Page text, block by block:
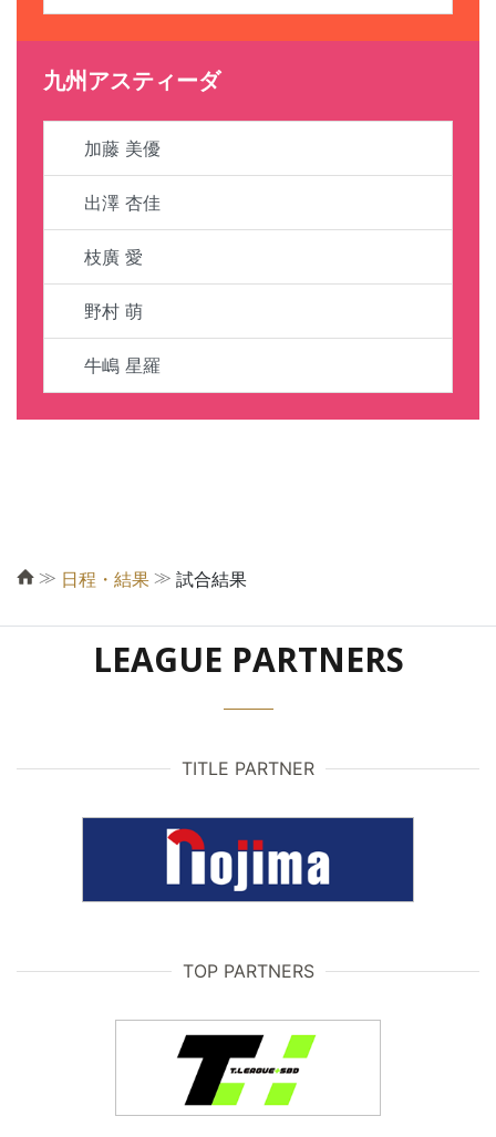
九州アスティーダ
加藤 美優
出澤 杏佳
枝廣 愛
野村 萌
牛嶋 星羅
≫ 日程・結果 ≫ 試合結果
LEAGUE PARTNERS
TITLE PARTNER
TOP PARTNERS